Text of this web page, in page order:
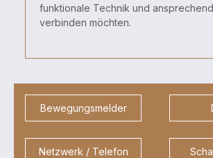
funktionale Technik und
verbinden möchten.
Bewegungsmelder
Netzwerk / Telefon